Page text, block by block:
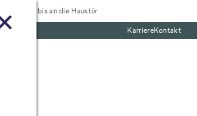
Tiefgekühlt bis an die Haustür
KarriereKontakt